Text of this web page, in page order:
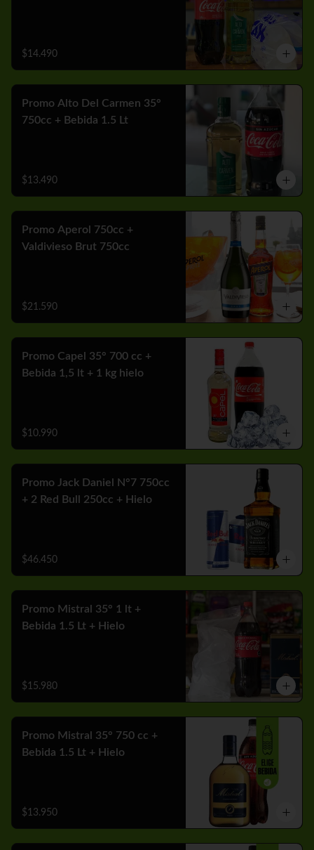
$14.490
Promo Alto Del Carmen 35°
750cc + Bebida 1.5 Lt
$13.490
Promo Aperol 750cc +
Valdivieso Brut 750cc
$21.590
Promo Capel 35° 700 cc +
Bebida 1,5 lt + 1 kg hielo
$10.990
Promo Jack Daniel N°7 750cc
+ 2 Red Bull 250cc + Hielo
$46.450
Promo Mistral 35° 1 lt +
Bebida 1.5 Lt + Hielo
$15.980
Promo Mistral 35° 750 cc +
Bebida 1.5 Lt + Hielo
$13.950